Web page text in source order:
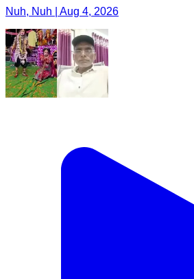
Nuh, Nuh | Aug 4, 2026